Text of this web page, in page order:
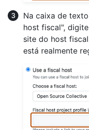
Na caixa de
host fiscal",
site do host
está realmente